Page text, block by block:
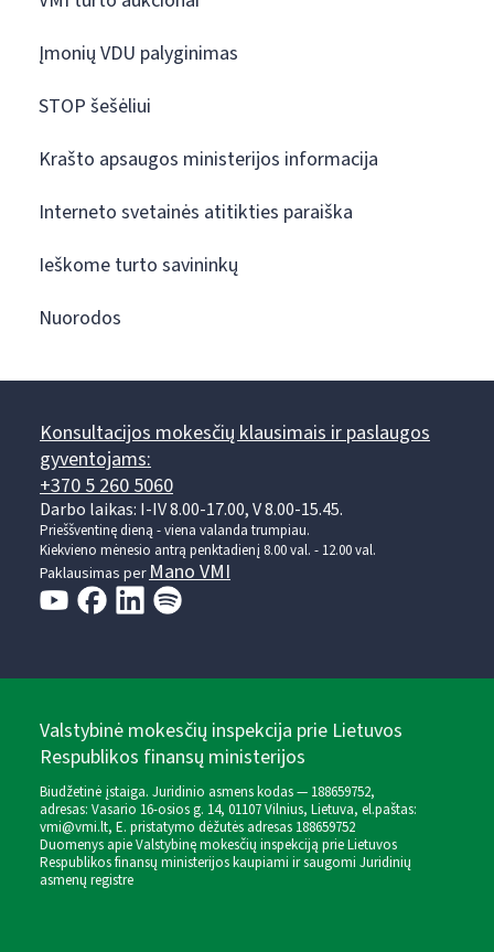
Įmonių VDU palyginimas
STOP šešėliui
Krašto apsaugos ministerijos informacija
Interneto svetainės atitikties paraiška
Ieškome turto savininkų
Nuorodos
Konsultacijos mokesčių klausimais ir paslaugos
gyventojams:
+370 5 260 5060
Darbo laikas: I-IV 8.00-17.00, V 8.00-15.45.
Prieššventinę dieną - viena valanda trumpiau.
Kiekvieno mėnesio antrą penktadienį 8.00 val. - 12.00 val.
Paklausimas perMano VMI
Valstybinė mokesčių inspekcija prie Lietuvos
Respublikos finansų ministerijos
Biudžetinė įstaiga. Juridinio asmens kodas — 188659752,
adresas: Vasario 16-osios g. 14, 01107 Vilnius, Lietuva, el.paštas:
vmi@vmi.lt, E. pristatymo dėžutės adresas 188659752
Duomenys apie Valstybinę mokesčių inspekciją prie Lietuvos
Respublikos finansų ministerijos kaupiami ir saugomi Juridinių
asmenų registre